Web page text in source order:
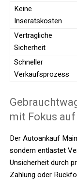
Keine
Inseratskosten
Vertragliche
Sicherheit
Schneller
Verkaufsprozess
mit Fokus
Der Autoankauf
sondern entlastet
Unsicherheit durch
Zahlung oder